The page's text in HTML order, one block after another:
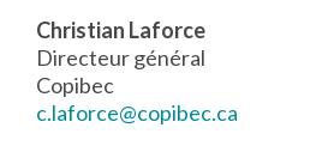
Christian Laforce
Directeur général
Copibec
c.laforce@copibec.ca